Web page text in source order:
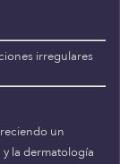
irregulares
un
la dermatología